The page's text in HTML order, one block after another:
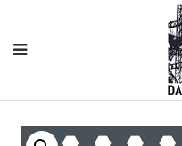
Panneau de gestion des cookies